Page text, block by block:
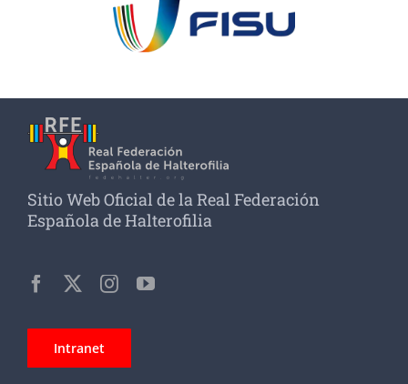
Sitio Web Oficial de la Real Federación
Española de Halterofilia
Intranet